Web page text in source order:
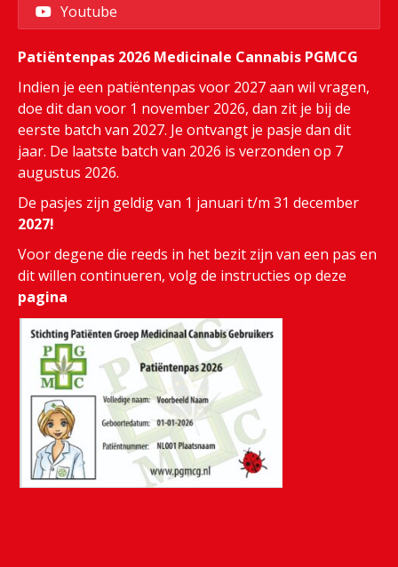
Youtube
Patiëntenpas 2026 Medicinale Cannabis PGMCG
Indien je een patiëntenpas voor 2027 aan wil vragen,
doe dit dan voor 1 november 2026, dan zit je bij de
eerste batch van 2027. Je ontvangt je pasje dan dit
jaar. De laatste batch van 2026 is verzonden op 7
augustus 2026.
De pasjes zijn geldig van 1 januari t/m 31 december
2027!
Voor degene die reeds in het bezit zijn van een pas en
dit willen continueren, volg de instructies op deze
pagina